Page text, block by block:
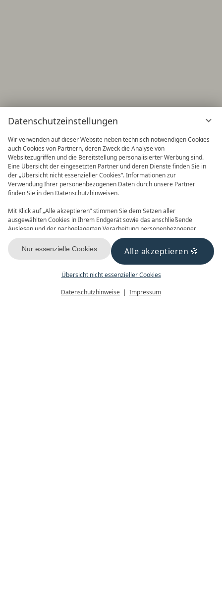
Datenschutzeinstellungen
Wir verwenden auf dieser Website neben technisch notwendigen Cookies
auch Cookies von Partnern, deren Zweck die Analyse von
Websitezugriffen und die Bereitstellung personalisierter Werbung sind.
Eine Übersicht der eingesetzten Partner und deren Dienste finden Sie in
der „Übersicht nicht essenzieller Cookies“. Informationen zur
Verwendung Ihrer personenbezogenen Daten durch unsere Partner
finden Sie in den Datenschutzhinweisen.
Mit Klick auf „Alle akzeptieren“ stimmen Sie dem Setzen aller
ausgewählten Cookies in Ihrem Endgerät sowie das anschließende
Auslesen und der nachgelagerten Verarbeitung personenbezogener
Daten (z.B. Ihrer IP-Adresse) durch uns und unseren Partnern zu. Falls
Sie damit nicht einverstanden sind, klicken Sie bitte auf „Nur essenzielle
Cookies“. Eine individuelle Auswahl können Sie unter „Übersicht nicht
essenzieller Cookies“ tätigen. Sie können Ihre Auswahl im Fußbereich
dieser Website oder in den Datenschutzhinweisen jederzeit aufrufen und
Alle akzeptieren
Nur essenzielle Cookies
Übersicht nicht essenzieller Cookies
Datenschutzhinweise Impressum
GutscheineBuchen
90 Tage im Voraus buchen und
Vorteile nutzen! 2027 ist buchbar
DIENSTAG,